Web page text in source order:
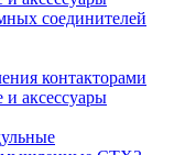
соединителей
контакторами
аксессуары